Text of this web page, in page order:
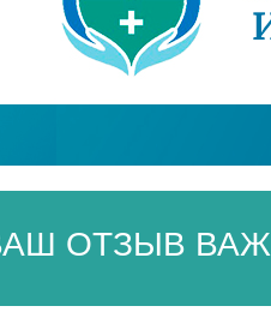
ОТЗЫВ